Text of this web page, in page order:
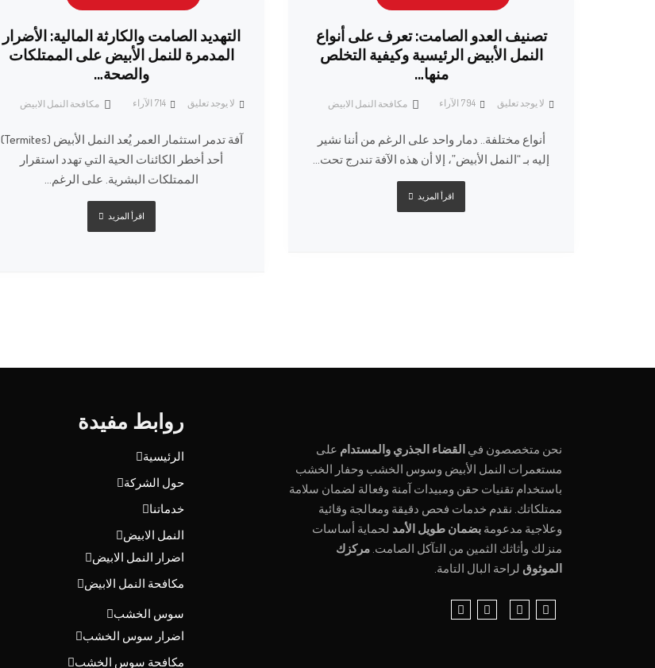
تصنيف العدو الصامت: تعرف على أنواع
النمل الأبيض الرئيسية وكيفية التخلص
منها…
مكافحة النمل الابيض لا يوجد تعليق الآراء
أنواع مختلفة.. دمار واحد على الرغم من أننا نشير
إليه بـ “النمل الأبيض”، إلا أن هذه الآفة تندرج تحت...
اقرأ المزيد
التهديد الصامت والكارثة المالية: الأضرار
المدمرة للنمل الأبيض على الممتلكات
والصحة…
مكافحة النمل الابيض لا يوجد تعليق الآراء
آفة تدمر استثمار العمر يُعد النمل الأبيض (Termites)
أحد أخطر الكائنات الحية التي تهدد استقرار
الممتلكات البشرية. على الرغم...
اقرأ المزيد
نحن متخصصون في القضاء الجذري والمستدام على
مستعمرات النمل الأبيض وسوس الخشب وحفار الخشب
باستخدام تقنيات حقن ومبيدات آمنة وفعالة لضمان سلامة
ممتلكاتك. نقدم خدمات فحص دقيقة ومعالجة وقائية
وعلاجية مدعومة بضمان طويل الأمد لحماية أساسات
منزلك وأثاثك الثمين من التآكل الصامت. مركزك
الموثوق لراحة البال التامة.
روابط مفيدة
الرئيسية
حول الشركة
خدماتنا
النمل الابيض
اضرار النمل الابيض
مكافحة النمل الابيض
سوس الخشب
اضرار سوس الخشب
مكافحة سوس الخشب